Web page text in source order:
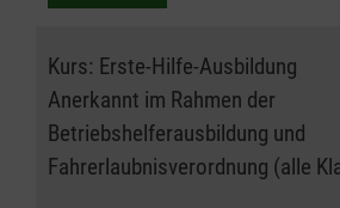
Kurs: Erste-Hilfe-Ausbildung
Anerkannt im Rahmen der
Betriebshelferausbildung und
Fahrerlaubnisverordnung (alle